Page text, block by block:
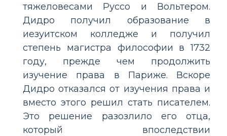
тяжеловесами Руссо и Вольтером.
Дидро получил образование в
иезуитском колледже и получил
степень магистра философии в 1732
году, прежде чем продолжить
изучение права в Париже. Вскоре
Дидро отказался от изучения права и
вместо этого решил стать писателем.
Это решение разозлило его отца,
который впоследствии